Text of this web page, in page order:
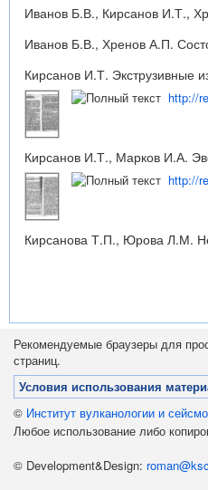
Иванов Б.В., Кирсанов И.Т.,
Иванов Б.В., Хренов А.П.
Кирсанов И.Т. Экструзивные
http://
Кирсанов И.Т., Марков И.А.
http://
Кирсанова Т.П., Юрова Л.М.
Рекомендуемые браузеры для
страниц.
Условия использования
© Институт вулканологии и
Любое использование либо
© Development&Design: